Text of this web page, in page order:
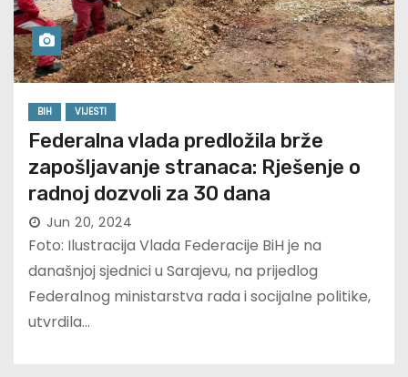
BIH VIJESTI
Federalna vlada predložila brže
zapošljavanje stranaca: Rješenje o
radnoj dozvoli za 30 dana
Jun 20, 2024
Foto: Ilustracija Vlada Federacije BiH je na
današnjoj sjednici u Sarajevu, na prijedlog
Federalnog ministarstva rada i socijalne politike,
utvrdila…